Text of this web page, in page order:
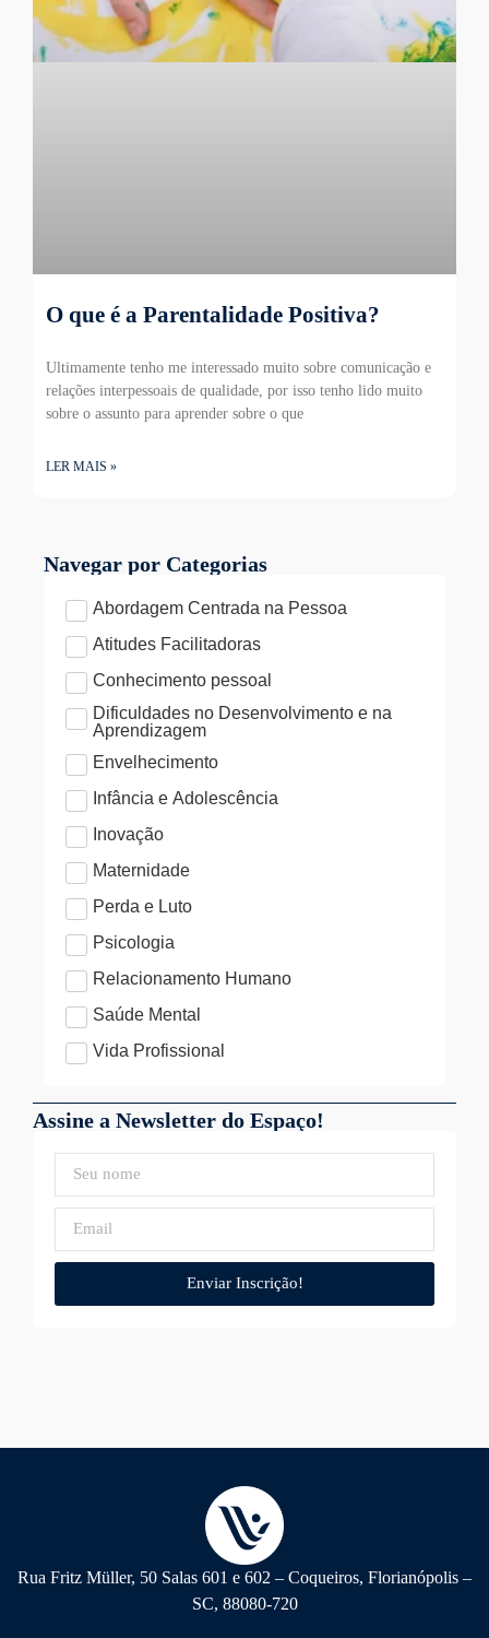
O que é a Parentalidade Positiva?
Ultimamente tenho me interessado muito sobre comunicação e
relações interpessoais de qualidade, por isso tenho lido muito
sobre o assunto para aprender sobre o que
LER MAIS »
Navegar por Categorias
Abordagem Centrada na Pessoa
Atitudes Facilitadoras
Conhecimento pessoal
Dificuldades no Desenvolvimento e na
Aprendizagem
Envelhecimento
Infância e Adolescência
Inovação
Maternidade
Perda e Luto
Psicologia
Relacionamento Humano
Saúde Mental
Vida Profissional
Assine a Newsletter do Espaço!
Enviar Inscrição!
Rua Fritz Müller, 50 Salas 601 e 602 – Coqueiros, Florianópolis –
SC, 88080-720